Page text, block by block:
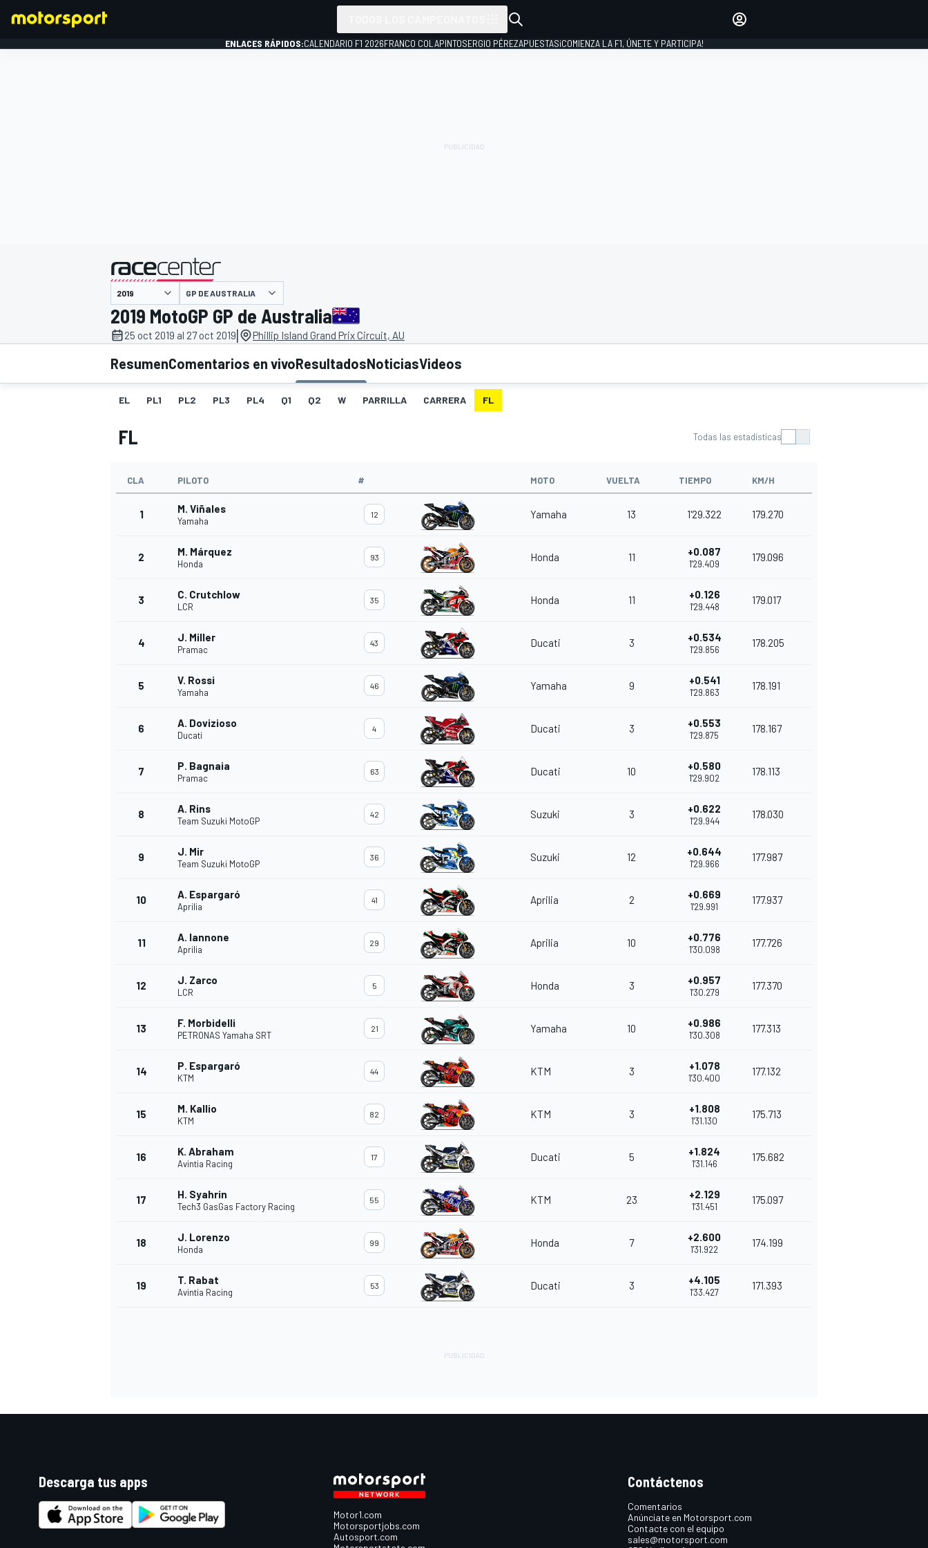
INDYCAR
FÓRMULA E
INICIAR SESIÓN
ENLACES RÁPIDOS:CALENDARIO F1 2026FRANCO COLAPINTOSERGIO PÉREZAPUESTAS¡COMIENZA LA F1, ÚNETE Y PARTICIPA!
presentado por
GP DE AUSTRALIA
2019 MotoGP GP de Australia
25 oct 2019 al 27 oct 2019| Phillip Island Grand Prix Circuit, AU
ResumenComentarios en vivoResultadosNoticiasVideos
EL PL1 PL2 PL3 PL4 Q1 Q2 W PARRILLA CARRERA FL
FL Todas las estadísticas
CLA PILOTO # MOTO VUELTA TIEMPO KM/H
1 M. Viñales
Yamaha
12 Yamaha 13 1'29.322 179.270
2 M. Márquez
Honda
93 Honda 11 +0.087
1'29.409
179.096
3 C. Crutchlow
LCR
35 Honda 11 +0.126
1'29.448
179.017
4 J. Miller
Pramac
43 Ducati 3 +0.534
1'29.856
178.205
5 V. Rossi
Yamaha
46 Yamaha 9 +0.541
1'29.863
178.191
6 A. Dovizioso
Ducati
4 Ducati 3 +0.553
1'29.875
178.167
7 P. Bagnaia
Pramac
63 Ducati 10 +0.580
1'29.902
178.113
8 A. Rins
Team Suzuki MotoGP
42 Suzuki 3 +0.622
1'29.944
178.030
9 J. Mir
Team Suzuki MotoGP
36 Suzuki 12 +0.644
1'29.966
177.987
10 A. Espargaró
Aprilia
41 Aprilia 2 +0.669
1'29.991
177.937
11 A. Iannone
Aprilia
29 Aprilia 10 +0.776
1'30.098
177.726
12 J. Zarco
LCR
5 Honda 3 +0.957
1'30.279
177.370
13 F. Morbidelli
PETRONAS Yamaha SRT
21 Yamaha 10 +0.986
1'30.308
177.313
14 P. Espargaró
KTM
44 KTM 3 +1.078
1'30.400
177.132
15 M. Kallio
KTM
82 KTM 3 +1.808
1'31.130
175.713
16 K. Abraham
Avintia Racing
17 Ducati 5 +1.824
1'31.146
175.682
17 H. Syahrin
Tech3 GasGas Factory Racing
55 KTM 23 +2.129
1'31.451
175.097
18 J. Lorenzo
Honda
99 Honda 7 +2.600
1'31.922
174.199
19 T. Rabat
Avintia Racing
53 Ducati 3 +4.105
1'33.427
171.393
Descarga tus apps
Motor1.com
Motorsportjobs.com
Autosport.com
Contáctenos
Comentarios
Anúnciate en Motorsport.com
Contacte con el equipo
sales@motorsport.com